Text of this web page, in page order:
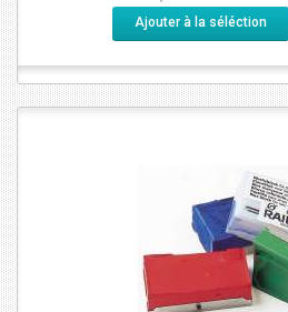
Ajouter à la séléction